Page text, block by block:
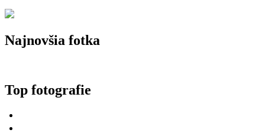
Najnovšia fotka
Top fotografie